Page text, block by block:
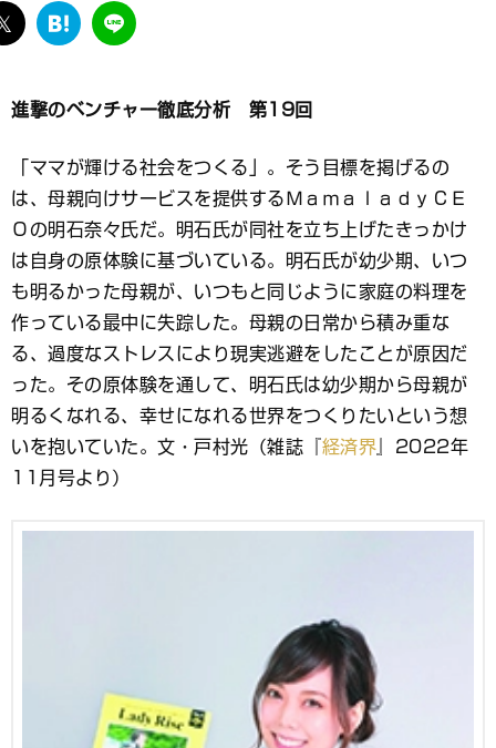
twitter
は
ブ
ッ
マ
ー
ク
LINE
進撃のベンチャー徹底分析 第19回
「ママが輝ける社会をつくる」。そう目標を掲げるの
は、母親向けサービスを提供するＭａｍａｌａｄｙＣＥ
Ｏの明石奈々氏だ。明石氏が同社を立ち上げたきっかけ
は自身の原体験に基づいている。明石氏が幼少期、いつ
も明るかった母親が、いつもと同じように家庭の料理を
作っている最中に失踪した。母親の日常から積み重な
る、過度なストレスにより現実逃避をしたことが原因だ
った。その原体験を通して、明石氏は幼少期から母親が
明るくなれる、幸せになれる世界をつくりたいという想
いを抱いていた。文・戸村光（雑誌『 経済界 』2022年
11月号より）